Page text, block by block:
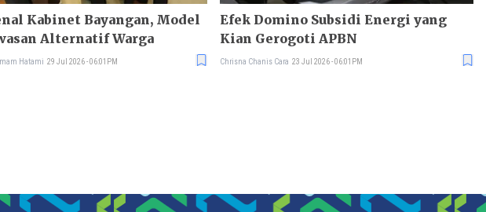
Kabinet Bayangan, Model
Alternatif Warga
Hatami 29 Jul 2026 - 06:01PM
Efek Domino Subsidi Energi yang
Kian Gerogoti APBN
Chrisna Chanis Cara 23 Jul 2026 - 06:01PM